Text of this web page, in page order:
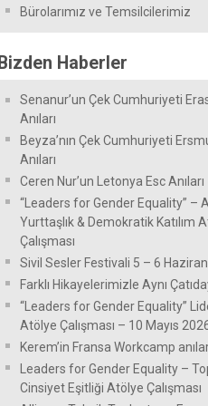
Bürolarımız ve Temsilcilerimiz
Bizden Haberler
Senanur’un Çek Cumhuriyeti
Anıları
Beyza’nın Çek Cumhuriyeti
Anıları
Ceren Nur’un Letonya Esc Anıları
“Leaders for Gender Equality” –
Yurttaşlık & Demokratik Katılım
Çalışması
Sivil Sesler Festivali 5 – 6
Farklı Hikayelerimizle Aynı
“Leaders for Gender Equality”
Atölye Çalışması – 10 Mayıs
Kerem’in Fransa Workcamp
Leaders for Gender Equality –
Cinsiyet Eşitliği Atölye Çalışması